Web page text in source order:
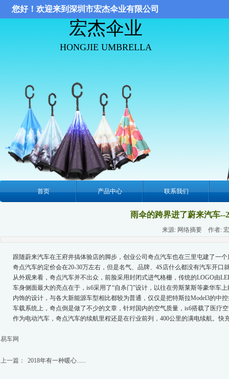
雨伞的跨界进了蔚来汽车--
来源: 网络摘要 作者:
跟随蔚来汽车在王府井搞体验店的脚步，创业公司奇点汽车也在三里屯建了一
奇点汽车的定价会在20-30万左右，但是名气、品牌、4S店什么都没有汽车开口
从外观来看，奇点汽车并不出众，前脸采用封闭式进气格栅，传统的LOGO由
车身侧面最大的亮点在于，is6采用了“自杀门”设计，以往在劳斯莱斯等豪华车
内饰的设计，与各大新能源车型相比都较为普通，仅仅是把特斯拉Model3的中
车载系统上，奇点倒是做了不少的文章，针对国内的空气质量，is6搭载了医疗
作为电动汽车，奇点汽车的续航里程还是在行业前列，400公里的满电续航。
易车网
上一篇： 2018年有一种暖心......
宏杰伞业
HONGJIE UMBRELLA
首页 产品中心 联系我们
您好！欢迎来到深圳市宏杰伞业有限公司